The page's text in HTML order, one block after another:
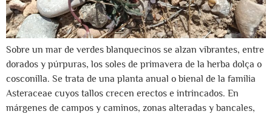
Sobre un mar de verdes blanquecinos se alzan vibrantes, entre
dorados y púrpuras, los soles de primavera de la herba dolça o
cosconilla. Se trata de una planta anual o bienal de la familia
Asteraceae cuyos tallos crecen erectos e intrincados. En
márgenes de campos y caminos, zonas alteradas y bancales,